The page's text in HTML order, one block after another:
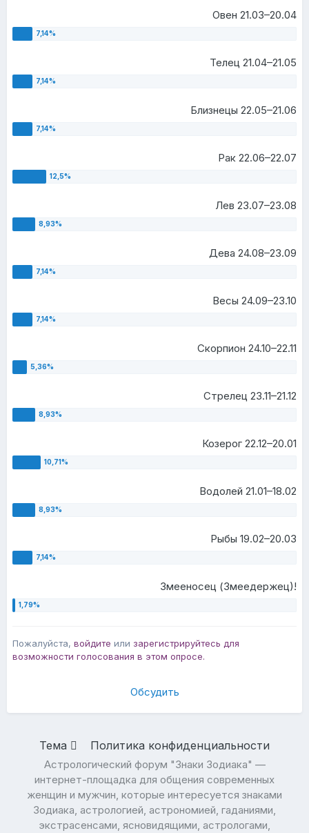
Овен 21.03–20.04
Телец 21.04–21.05
Близнецы 22.05–21.06
Рак 22.06–22.07
Лев 23.07–23.08
Дева 24.08–23.09
Весы 24.09–23.10
Скорпион 24.10–22.11
Стрелец 23.11–21.12
Козерог 22.12–20.01
Водолей 21.01–18.02
Рыбы 19.02–20.03
Змееносец (Змеедержец)!
Пожалуйста, войдите или зарегистрируйтесь для
возможности голосования в этом опросе.
Обсудить
Тема Политика конфиденциальности
Астрологический форум "Знаки Зодиака" —
интернет-площадка для общения современных
женщин и мужчин, которые интересуется знаками
Зодиака, астрологией, астрономией, гаданиями,
экстрасенсами, ясновидящими, астрологами,